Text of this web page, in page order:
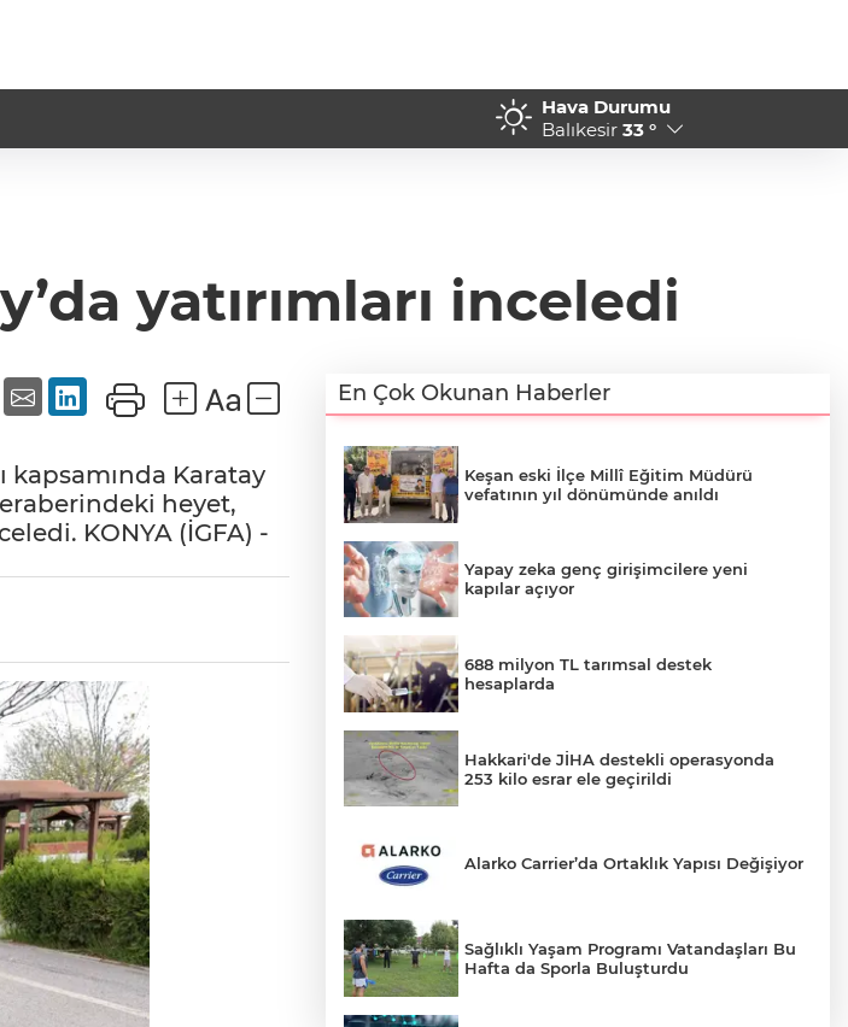
16:47 - 2 Milyona Yakın
Hava Durumu
Balıkesir 33 °
yatırımları inceledi
kapsamında Karatay
heyet,
KONYA (İGFA) -
En Çok Okunan Haberler
Keşan eski İlçe Millî Eğitim Müdürü
vefatının yıl dönümünde anıldı
Yapay zeka genç girişimcilere yeni
kapılar açıyor
688 milyon TL tarımsal destek
hesaplarda
Hakkari'de JİHA destekli operasyonda
253 kilo esrar ele geçirildi
Alarko Carrier’da Ortaklık Yapısı Değişiyor
Sağlıklı Yaşam Programı Vatandaşları Bu
Hafta da Sporla Buluşturdu